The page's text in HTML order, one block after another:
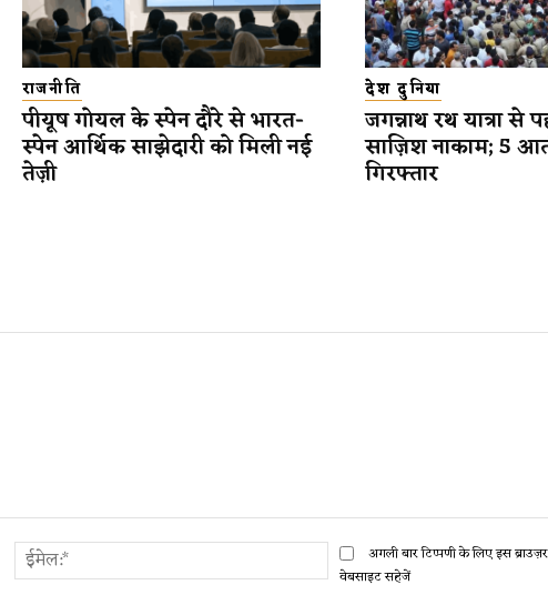
राजनीति
पीयूष गोयल के स्पेन दौरे से भारत-
स्पेन आर्थिक साझेदारी को मिली नई
तेज़ी
देश दुनिया
जगन्नाथ रथ यात्रा
साज़िश नाकाम; 5
गिरफ्तार
नाम:*
ईमेल:*अगली बार टिप्पणी के लिए इस
वेबसाइट सहेजें